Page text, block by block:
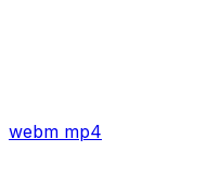
webm mp4